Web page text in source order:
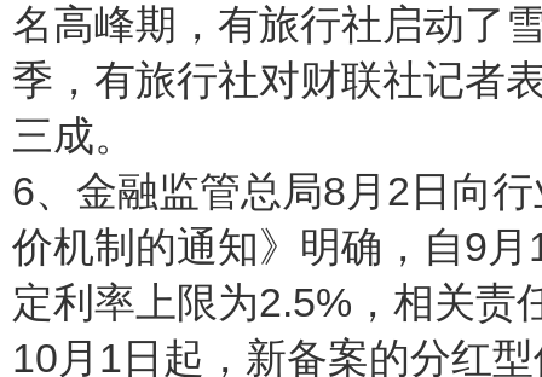
名高峰期，有旅行社启动了
季，有旅行社对财联社记者
三成。
6、金融监管总局8月2日向
价机制的通知》明确，自9
定利率上限为2.5%，相关责
10月1日起，新备案的分红